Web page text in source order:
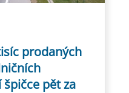
prodaných
pět za